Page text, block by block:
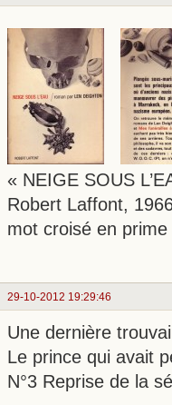
« NEIGE SOUS
Robert Laffont,
mot croisé en
29-10-2012 19:29:46
Une dernière
Le prince qui avait
N°3 Reprise de la